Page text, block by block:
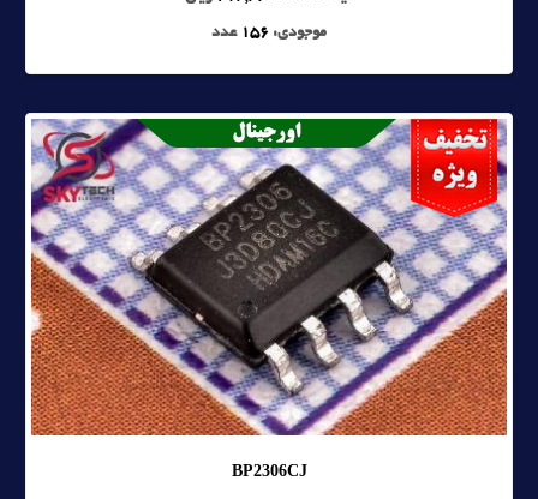
موجودی: 156 عدد
BP2306CJ